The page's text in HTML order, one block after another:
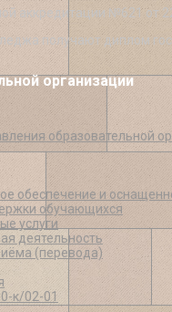
аккредитации №621 от
получают диплом
организации
образовательной
обеспечение и
обучающихся
услуги
деятельность
(перевода)
к/02-01